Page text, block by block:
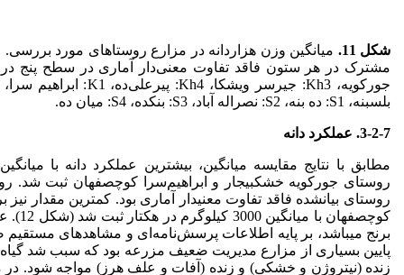
شکل 11 . میانگین وزن هزاردانه در مزارع روستاهای مورد
بلسبنه، S1: ده بنه، S2: نصراله آباد، S3: بنکده، S4: میان ده.
3-2-7. عملکرد دانه
روستای جورکویه خشکبیجار و ابراهیم‌سرا کوچصفهان ثبت شد.
روستای بیان­شده فاقد تفاوت معنی­دار آماری بود. کمترین مقدار
برنج می­باشد، بر پایه اطلاعات پرسش‌نامه‌ای و مشاهده­ای
پایین بسیاری از مزارع مدیریت ضعیف مزرعه بود که سبب شد
زنده (نیتروژن و خشکی) و زنده (آفات و علف هرز) مواجه شود. در